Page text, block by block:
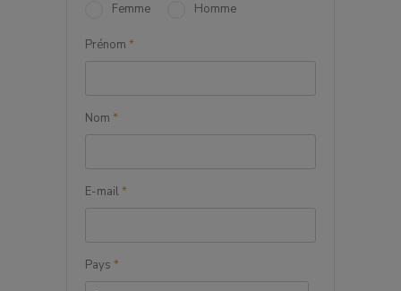
Femme
Homme
Prénom *
Nom *
E-mail*
Pays *